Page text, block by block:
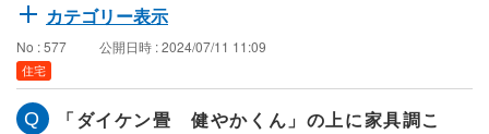
カテゴリー表示
No : 577 公開日時 : 2024/07/11 11:09
住宅
「ダイケン畳 健やかくん」の上に家具調こ